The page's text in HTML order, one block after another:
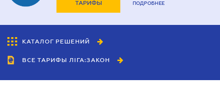
ТАРИФЫ ПОДРОБНЕЕ
КАТАЛОГ РЕШЕНИЙ
ВСЕ ТАРИФЫ ЛІГА:ЗАКОН